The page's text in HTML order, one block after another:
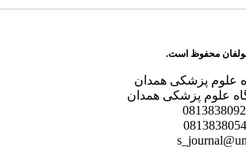
محفوظ است.
علوم پزشکی همدان
علوم پزشکی همدان